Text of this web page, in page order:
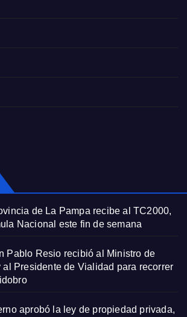
de La Pampa recibe al TC2000,
Nacional este fin de semana
Pablo Resio recibió al Ministro de
al Presidente de Vialidad para recorrer
aprobó la ley de propiedad privada,